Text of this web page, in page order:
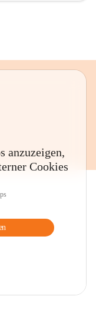
anzuzeigen,
Cookies